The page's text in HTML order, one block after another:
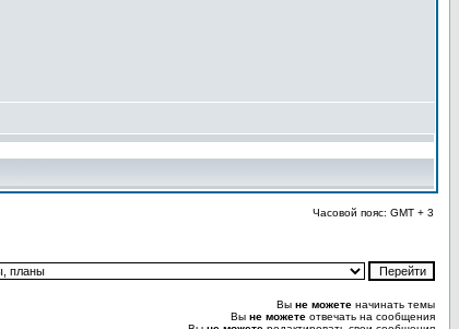
Часовой пояс: GMT + 3
Вы не можете начинать темы
Вы не можете отвечать на сообщения